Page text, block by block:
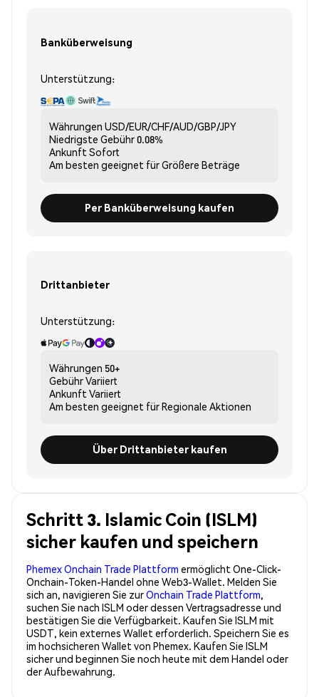
Banküberweisung
Unterstützung:
Währungen USD/EUR/CHF/AUD/GBP/JPY
Niedrigste Gebühr0.08%
Ankunft Sofort
Am besten geeignet fürGrößere Beträge
Per Banküberweisung kaufen
Drittanbieter
Unterstützung:
Währungen 50+
GebührVariiert
Ankunft Variiert
Am besten geeignet fürRegionale Aktionen
Über Drittanbieter kaufen
Schritt 3. Islamic Coin (ISLM)
sicher kaufen und speichern
Phemex Onchain Trade Plattform ermöglicht One-Click-
Onchain-Token-Handel ohne Web3-Wallet. Melden Sie
sich an, navigieren Sie zurOnchain Trade Plattform,
suchen Sie nach ISLM oder dessen Vertragsadresse und
bestätigen Sie die Verfügbarkeit. Kaufen Sie ISLM mit
USDT, kein externes Wallet erforderlich. Speichern Sie es
im hochsicheren Wallet von Phemex. Kaufen Sie ISLM
sicher und beginnen Sie noch heute mit dem Handel oder
der Aufbewahrung.